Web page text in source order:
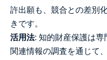
許出願も、競合との差別
きです。
活用法: 知的財産保護は専
関連情報の調査を通じて